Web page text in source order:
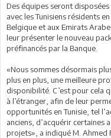
Des équipes seront
avec les Tunisiens résidents
Belgique et aux Emirats
leur présenter le nouveau
préfinancés par la Banque.
«Nous sommes désormais
plus en plus, une meilleure
disponibilité. C’est pour cela
à l’étranger, afin de leur
opportunités en Tunisie, tel
anciens, d’acquérir certaines
projets», a indiqué M. Ahmed